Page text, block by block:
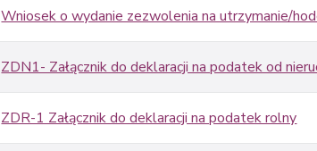
Wniosek o wydanie zezwolenia na utrzymanie/
ZDN1- Załącznik do deklaracji na podatek od
ZDR-1 Załącznik do deklaracji na podatek rolny